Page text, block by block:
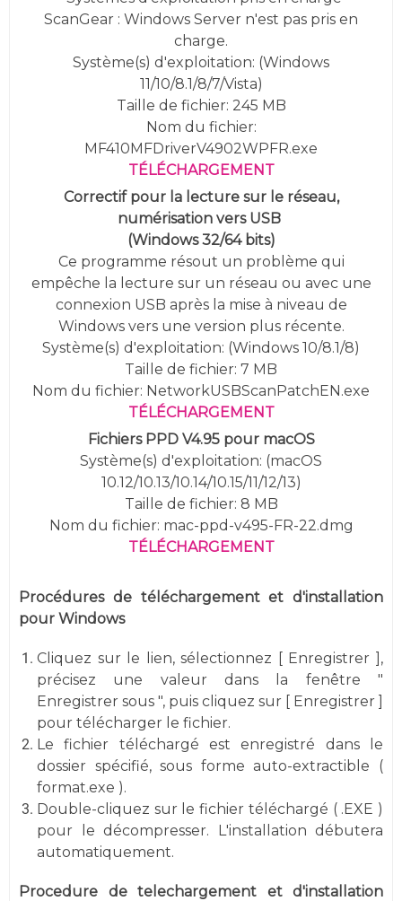
ScanGear : Windows Server n'est pas pris en
charge.
Système(s) d'exploitation: (Windows
11/10/8.1/8/7/Vista)
Taille de fichier: 245 MB
Nom du fichier:
MF410MFDriverV4902WPFR.exe
TÉLÉCHARGEMENT
Correctif pour la lecture sur le réseau,
numérisation vers USB
(Windows 32/64 bits)
Ce programme résout un problème qui
empêche la lecture sur un réseau ou avec une
connexion USB après la mise à niveau de
Windows vers une version plus récente.
Système(s) d'exploitation: (Windows 10/8.1/8)
Taille de fichier: 7 MB
Nom du fichier: NetworkUSBScanPatchEN.exe
TÉLÉCHARGEMENT
Fichiers PPD V4.95 pour macOS
Système(s) d'exploitation: (macOS
10.12/10.13/10.14/10.15/11/12/13)
Taille de fichier: 8 MB
Nom du fichier: mac-ppd-v495-FR-22.dmg
TÉLÉCHARGEMENT
Procédures de téléchargement et d'installation
pour Windows
Cliquez sur le lien, sélectionnez [ Enregistrer ],
précisez une valeur dans la fenêtre "
Enregistrer sous ", puis cliquez sur [ Enregistrer ]
pour télécharger le fichier.
Le fichier téléchargé est enregistré dans le
dossier spécifié, sous forme auto-extractible (
format.exe ).
Double-cliquez sur le fichier téléchargé ( .EXE )
pour le décompresser. L'installation débutera
automatiquement.
Procedure de telechargement et d'installation